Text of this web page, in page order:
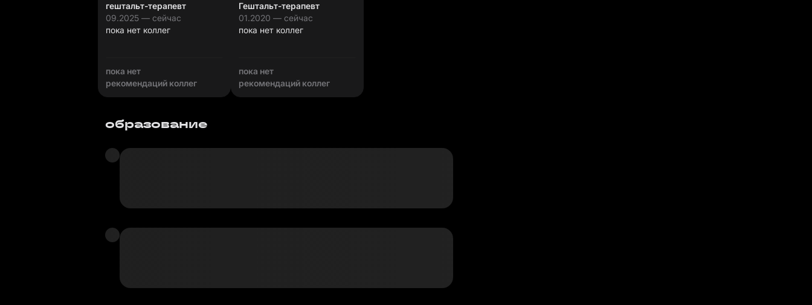
гештальт-терапевт
09.2025 — сейчас
пока нет коллег
пока нет
рекомендаций коллег
Гештальт-терапевт
01.2020 — сейчас
пока нет коллег
пока нет
рекомендаций коллег
образование